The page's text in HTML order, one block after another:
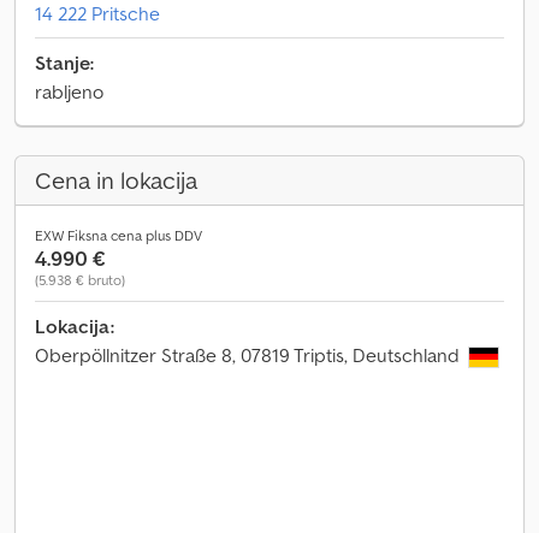
14 222 Pritsche
Stanje:
rabljeno
Cena in lokacija
EXW Fiksna cena plus DDV
4.990 €
(5.938 € bruto)
Lokacija:
Oberpöllnitzer Straße 8, 07819 Triptis, Deutschland